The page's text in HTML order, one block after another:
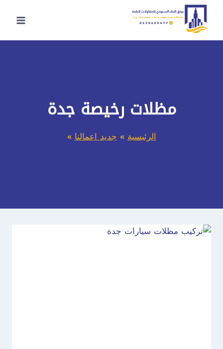
التجاوز
المحتوى
مظلات رخيصة جدة
الرئيسية»جديد اعمالنا»